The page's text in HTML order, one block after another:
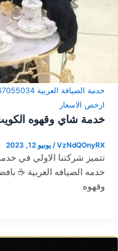
خدمة الضيافة العربية 67055034
ارخص الاسعار
خدمة شاي وقهوه الكويت
VzNdQOnyRX
/ يونيو 12, 2023
تتميز شركتنا الاولي في
خدمه الضيافه العربية ☕
وقهوه